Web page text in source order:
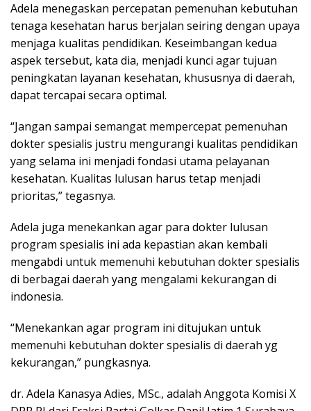
Adela menegaskan percepatan pemenuhan kebutuhan
tenaga kesehatan harus berjalan seiring dengan upaya
menjaga kualitas pendidikan. Keseimbangan kedua
aspek tersebut, kata dia, menjadi kunci agar tujuan
peningkatan layanan kesehatan, khususnya di daerah,
dapat tercapai secara optimal.
“Jangan sampai semangat mempercepat pemenuhan
dokter spesialis justru mengurangi kualitas pendidikan
yang selama ini menjadi fondasi utama pelayanan
kesehatan. Kualitas lulusan harus tetap menjadi
prioritas,” tegasnya.
Adela juga menekankan agar para dokter lulusan
program spesialis ini ada kepastian akan kembali
mengabdi untuk memenuhi kebutuhan dokter spesialis
di berbagai daerah yang mengalami kekurangan di
indonesia.
“Menekankan agar program ini ditujukan untuk
memenuhi kebutuhan dokter spesialis di daerah yg
kekurangan,” pungkasnya.
dr. Adela Kanasya Adies, MSc., adalah Anggota Komisi X